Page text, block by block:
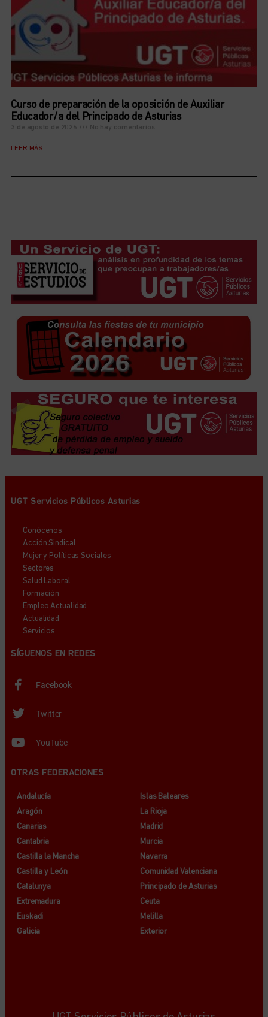
Curso de preparación de la oposición de Auxiliar
Educador/a del Principado de Asturias
3 de agosto de 2026 No hay comentarios
LEER MÁS
UGT Servicios Públicos Asturias
Conócenos
Acción Sindical
Mujer y Políticas Sociales
Sectores
Salud Laboral
Formación
Empleo Actualidad
Actualidad
Servicios
SÍGUENOS EN REDES
Facebook
Twitter
YouTube
OTRAS FEDERACIONES
Andalucía
Aragón
Canarias
Cantabria
Castilla la Mancha
Castilla y León
Catalunya
Extremadura
Euskadi
Galicia
Islas Baleares
La Rioja
Madrid
Murcia
Navarra
Comunidad Valenciana
Principado de Asturias
Ceuta
Melilla
Exterior